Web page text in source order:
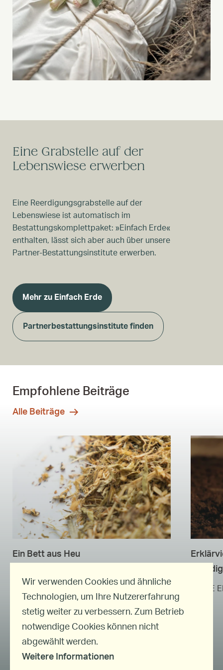
Wir verwenden Cookies und ähnliche
Technologien, um Ihre Nutzererfahrung
stetig weiter zu verbessern. Zum Betrieb
notwendige Cookies können nicht
abgewählt werden.
Weitere Informationen
Eine Grabstelle auf der
Lebenswiese erwerben
Eine Reerdigungsgrabstelle auf der
Lebenswiese ist automatisch im
Bestattungskomplettpaket: »Einfach Erde«
enthalten, lässt sich aber auch über unsere
Partner-Bestattungsinstitute erwerben.
Mehr zu Einfach Erde
Partnerbestattungsinstitute finden
Empfohlene Beiträge
Alle Beiträge
Ein Bett aus Heu
MEINE
HÄUFIGE FRAGEN ÜBER UNS